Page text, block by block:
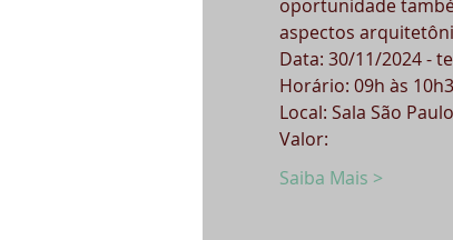
oportunidade
aspectos
Data: 30/11/2024 -
Horário: 09h às
Local: Sala São Paulo
Valor:
Saiba Mais >